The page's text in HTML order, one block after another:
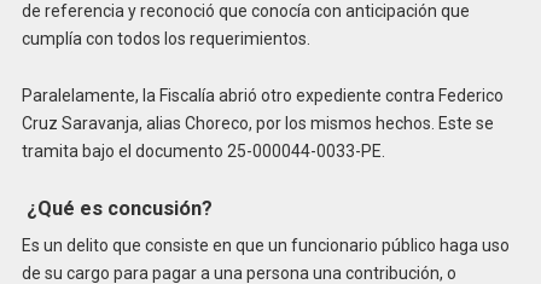
de referencia y reconoció que conocía con anticipación que
cumplía con todos los requerimientos.
Paralelamente, la Fiscalía abrió otro expediente contra Federico
Cruz Saravanja, alias Choreco, por los mismos hechos. Este se
tramita bajo el documento 25-000044-0033-PE.
¿Qué es concusión?
Es un delito que consiste en que un funcionario público haga uso
de su cargo para pagar a una persona una contribución, o